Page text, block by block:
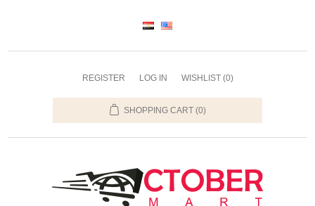
REGISTER LOG IN WISHLIST (0)
SHOPPING CART (0)